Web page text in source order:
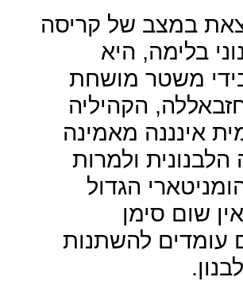
במצב של קריסה
בלימה, היא
משטר מושחת
הקהיליה
אינננה מאמינה
ולמרות
הגדול
שום סימן
עומדים להשתנות